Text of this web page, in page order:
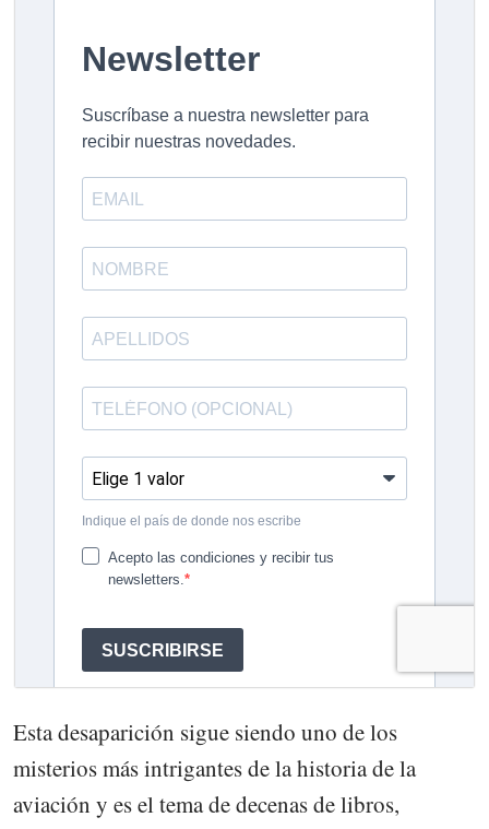
Esta desaparición sigue siendo uno de los
misterios más intrigantes de la historia de la
aviación y es el tema de decenas de libros,